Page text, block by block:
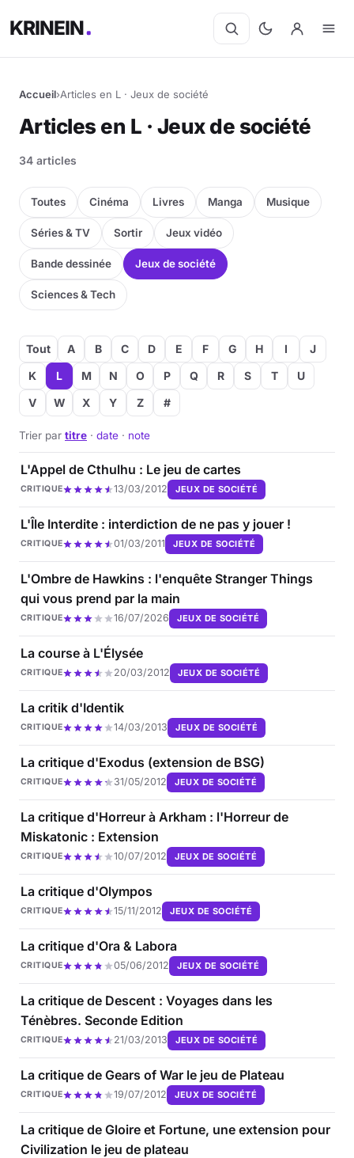
KRINEIN
Cinéma
Séries
Manga
BD
Livres
Jeux vidéo
Jeux de société
Musique
Sciences & Tech
Forum
Accueil›Articles en L · Jeux de société
Articles en L · Jeux de société
34 articles
Toutes Cinéma Livres Manga Musique
Séries & TV Sortir Jeux vidéo
Bande dessinée Jeux de société
Sciences & Tech
Tout A B C D E F G H I
J
K
L M N O P Q R S T
U
V
W X Y Z #
Trier par titre · date · note
L'Appel de Cthulhu : Le jeu de cartes
CRITIQUE 13/03/2012 JEUX DE SOCIÉTÉ
L'Île Interdite : interdiction de ne pas y jouer !
CRITIQUE 01/03/2011 JEUX DE SOCIÉTÉ
L'Ombre de Hawkins : l'enquête Stranger Things
qui vous prend par la main
CRITIQUE 16/07/2026 JEUX DE SOCIÉTÉ
La course à L'Élysée
CRITIQUE 20/03/2012 JEUX DE SOCIÉTÉ
La critik d'Identik
CRITIQUE 14/03/2013 JEUX DE SOCIÉTÉ
La critique d'Exodus (extension de BSG)
CRITIQUE 31/05/2012 JEUX DE SOCIÉTÉ
La critique d'Horreur à Arkham : l'Horreur de
Miskatonic : Extension
CRITIQUE 10/07/2012 JEUX DE SOCIÉTÉ
La critique d'Olympos
CRITIQUE 15/11/2012 JEUX DE SOCIÉTÉ
La critique d'Ora & Labora
CRITIQUE 05/06/2012 JEUX DE SOCIÉTÉ
La critique de Descent : Voyages dans les
Ténèbres. Seconde Edition
CRITIQUE 21/03/2013 JEUX DE SOCIÉTÉ
La critique de Gears of War le jeu de Plateau
CRITIQUE 19/07/2012 JEUX DE SOCIÉTÉ
La critique de Gloire et Fortune, une extension pour
Civilization le jeu de plateau